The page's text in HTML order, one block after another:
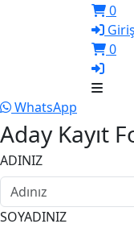
0
0
WhatsApp
Aday Kayıt
ADINIZ
SOYADINIZ